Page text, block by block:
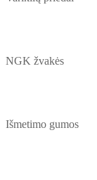
NGK žvakės
Išmetimo gumos